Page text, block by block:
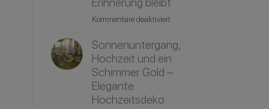
etwas
bewirken
Weiss
mit
Touch
Luxus
Kommentare deaktiviertfür
Black
Gold
Sonnenuntergang,
Hochzeit und ein
Schimmer Gold –
Elegante
Hochzeitsdeko